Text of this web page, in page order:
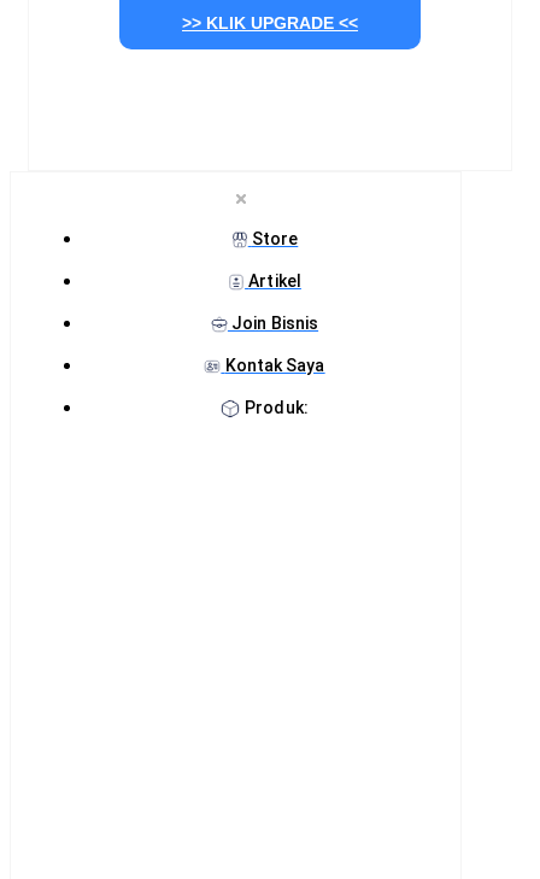
>> KLIK UPGRADE <<
Store
Artikel
Join Bisnis
Kontak Saya
Produk: